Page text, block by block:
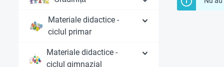
Materiale didactice -
ciclul primar
Materiale didactice -
ciclul gimnazial